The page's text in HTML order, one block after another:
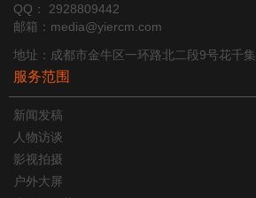
QQ： 2928809442
邮箱：media@yiercm.com
地址：成都市金牛区一环路北二段9号花千集
服务范围
新闻发稿
人物访谈
影视拍摄
户外大屏